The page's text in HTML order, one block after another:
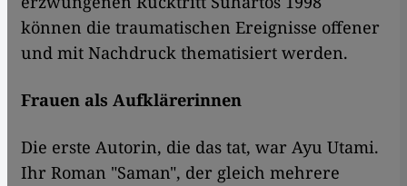
können die traumatischen Ereignisse offener
und mit Nachdruck thematisiert werden.
Frauen als Aufklärerinnen
Die erste Autorin, die das tat, war Ayu Utami.
Ihr Roman "Saman", der gleich mehrere